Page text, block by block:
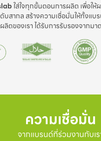
ใส่ใจทุกขั้นตอนการผลิต เพื่อใ
บสากล สร้างความเชื่อมั่นให้ทั้งแบ
ลิตของเรา ได้รับการรับรองจากม
ความเชื่อมั่น
จากแบรนด์ที่ร่วมงานกับเร